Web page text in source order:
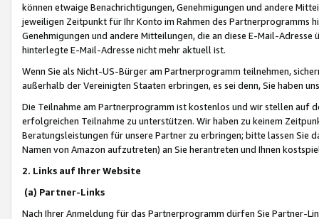
können etwaige Benachrichtigungen, Genehmigungen und andere
jeweiligen Zeitpunkt für Ihr Konto im Rahmen des Partnerprogramms
Genehmigungen und andere Mitteilungen, die an diese E-Mail-
hinterlegte E-Mail-Adresse nicht mehr aktuell ist.
Wenn Sie als Nicht-US-Bürger am Partnerprogramm teilnehmen,
außerhalb der Vereinigten Staaten erbringen, es sei denn, Sie haben
Die Teilnahme am Partnerprogramm ist kostenlos und wir stellen auf
erfolgreichen Teilnahme zu unterstützen. Wir haben zu keinem
Beratungsleistungen für unsere Partner zu erbringen; bitte lassen Sie
Namen von Amazon aufzutreten) an Sie herantreten und Ihnen
2. Links auf Ihrer Website
(a) Partner-Links
Nach Ihrer Anmeldung für das Partnerprogramm dürfen Sie Partner-